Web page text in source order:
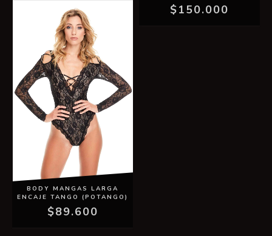
$150.000
BODY MANGAS LARGA
ENCAJE TANGO (POTANGO)
$89.600